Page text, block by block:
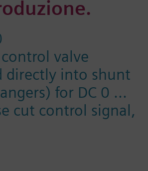
valve
directly into shunt
for DC 0 ...
cut control signal,